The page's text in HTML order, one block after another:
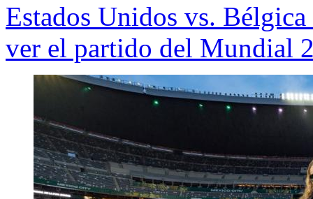
Estados Unidos vs.
ver el partido del Mundial